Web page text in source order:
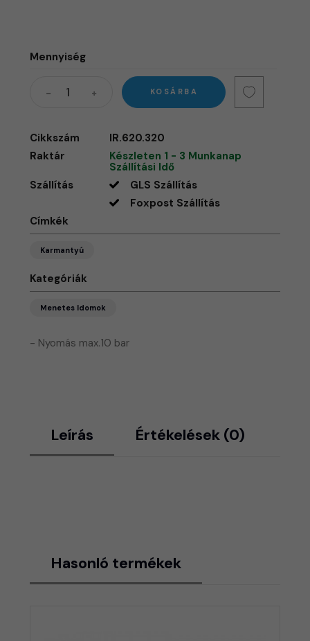
- Nyomás max.10 bar
Mennyiség
KOSÁRBA
Cikkszám
IR.620.320
Raktár
Készleten 1 - 3 Munkanap
Szállítási Idő
Szállítás
GLS Szállítás
Foxpost Szállítás
Címkék
Karmantyú
Kategóriák
Menetes Idomok
Leírás Értékelések (0)
Hasonló termékek